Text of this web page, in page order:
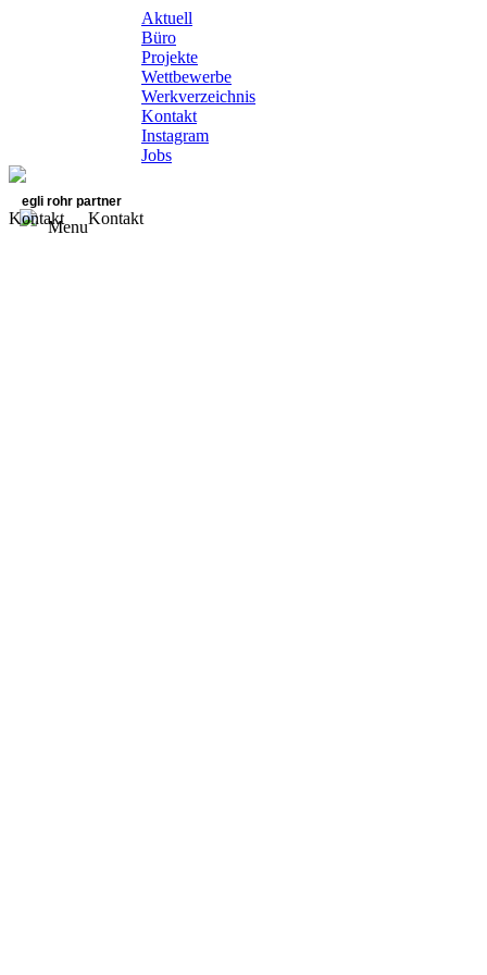
Aktuell
Büro
Projekte
Wettbewerbe
Werkverzeichnis
Kontakt
Instagram
Jobs
egli rohr partner
Menu
Kontakt Kontakt